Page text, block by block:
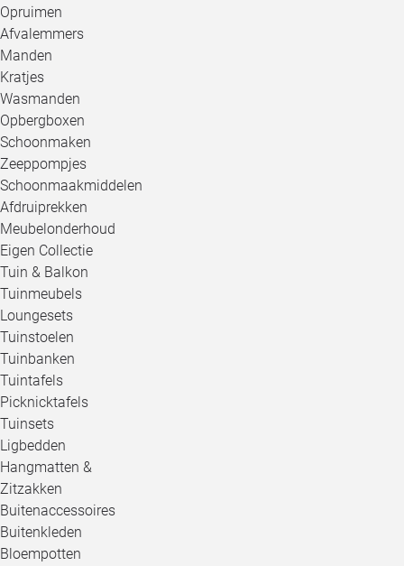
Opruimen
Afvalemmers
Manden
Kratjes
Wasmanden
Opbergboxen
Schoonmaken
Zeeppompjes
Schoonmaakmiddelen
Afdruiprekken
Meubelonderhoud
Eigen Collectie
Tuin & Balkon
Tuinmeubels
Loungesets
Tuinstoelen
Tuinbanken
Tuintafels
Picknicktafels
Tuinsets
Ligbedden
Hangmatten &
Zitzakken
Buitenaccessoires
Buitenkleden
Bloempotten